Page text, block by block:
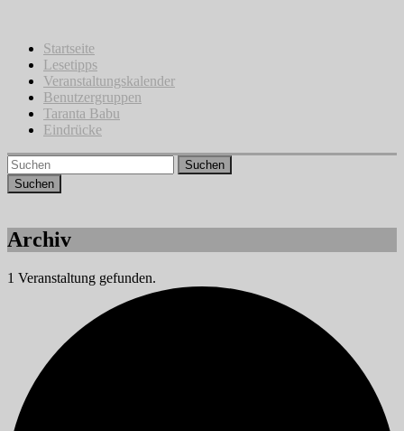
springenStartseite
Lesetipps
Veranstaltungskalender
Benutzergruppen
Taranta Babu
Eindrücke
Suchen
Archiv
1 Veranstaltung gefunden.